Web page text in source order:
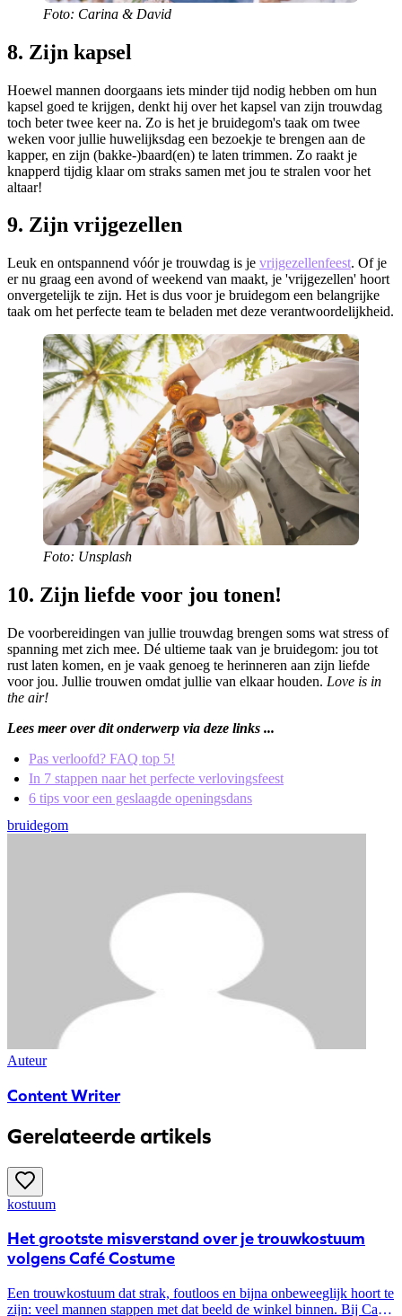
Foto: Carina & David
8. Zijn kapsel
Hoewel mannen doorgaans iets minder tijd nodig hebben om hun
kapsel goed te krijgen, denkt hij over het kapsel van zijn trouwdag
toch beter twee keer na. Zo is het je bruidegom's taak om twee
weken voor jullie huwelijksdag een bezoekje te brengen aan de
kapper, en zijn (bakke-)baard(en) te laten trimmen. Zo raakt je
knapperd tijdig klaar om straks samen met jou te stralen voor het
altaar!
9. Zijn vrijgezellen
Leuk en ontspannend vóór je trouwdag is je vrijgezellenfeest. Of je
er nu graag een avond of weekend van maakt, je 'vrijgezellen' hoort
onvergetelijk te zijn. Het is dus voor je bruidegom een belangrijke
taak om het perfecte team te beladen met deze verantwoordelijkheid.
Foto: Unsplash
10. Zijn liefde voor jou tonen!
De voorbereidingen van jullie trouwdag brengen soms wat stress of
spanning met zich mee. Dé ultieme taak van je bruidegom: jou tot
rust laten komen, en je vaak genoeg te herinneren aan zijn liefde
voor jou. Jullie trouwen omdat jullie van elkaar houden. Love is in
the air!
Lees meer over dit onderwerp via deze links ...
Pas verloofd? FAQ top 5!
In 7 stappen naar het perfecte verlovingsfeest
6 tips voor een geslaagde openingsdans
bruidegom
Auteur
Content Writer
Gerelateerde artikels
kostuum
​Het grootste misverstand over je trouwkostuum
volgens Café Costume
Een trouwkostuum dat strak, foutloos en bijna onbeweeglijk hoort te
zijn: veel mannen stappen met dat beeld de winkel binnen. Bij Café